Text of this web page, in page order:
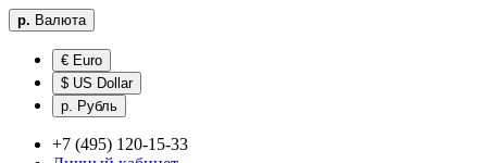
р. Валюта
€ Euro
$ US Dollar
р. Рубль
+7 (495) 120-15-33